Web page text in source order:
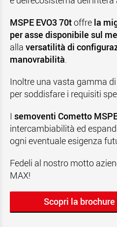
MSPE EVO3 70toffre la
per asse disponibile sul
alla versatilità di
manovrabilità.
Inoltre una vasta gamma
per soddisfare i requisiti
I semoventi Cometto
intercambiabilità ed
ogni eventuale esigenza
Fedeli al nostro motto
MAX!
Scopri la